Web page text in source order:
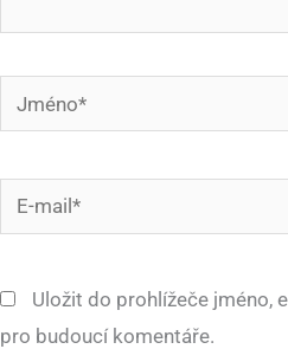
Jméno*
mail*
Uložit do prohlížeče jméno,
pro budoucí komentáře.